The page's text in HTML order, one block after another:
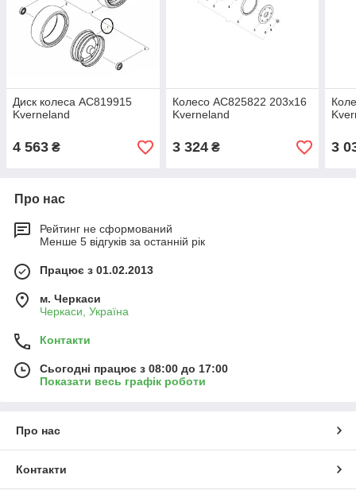
Диск колеса AC819915
Kverneland
4 563 ₴
Колесо AC825822 203x16
Kverneland
3 324₴ 3
Про нас
Рейтинг не сформований
Менше 5 відгуків за останній рік
Працює з 01.02.2013
м. Черкаси
Черкаси, Україна
Контакти
Сьогодні працює з 08:00 до 17:00
Показати весь графік роботи
Про нас
Контакти